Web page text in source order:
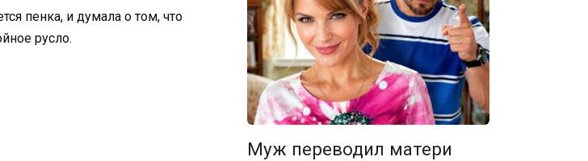
пенка, и думала о том, что
русло.
Муж переводил матери